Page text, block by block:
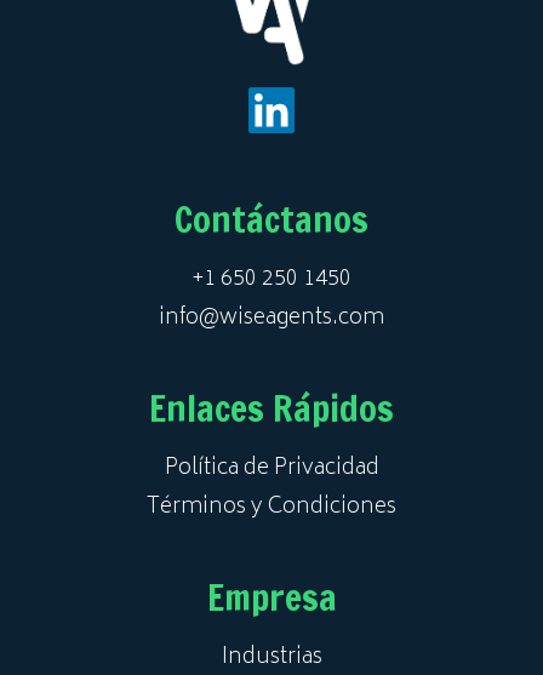
Contáctanos
+1 650 250 1450
info@wiseagents.com
Enlaces Rápidos
Política de Privacidad
Términos y Condiciones
Empresa
Industrias